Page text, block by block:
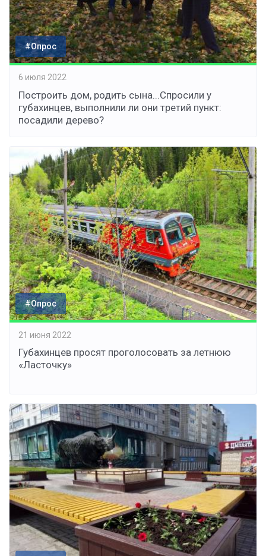
#Опрос
6 июля 2022
Построить дом, родить сына...Спросили у
губахинцев, выполнили ли они третий пункт:
посадили дерево?
#Опрос
21 июня 2022
Губахинцев просят проголосовать за летнюю
«Ласточку»